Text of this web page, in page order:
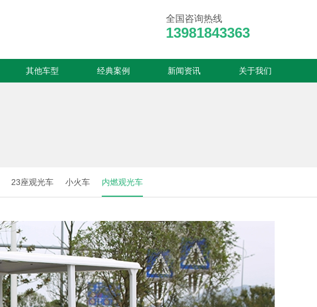
全国咨询热线
13981843363
其他车型 经典案例 新闻资讯 关于我们
23座观光车 小火车 内燃观光车